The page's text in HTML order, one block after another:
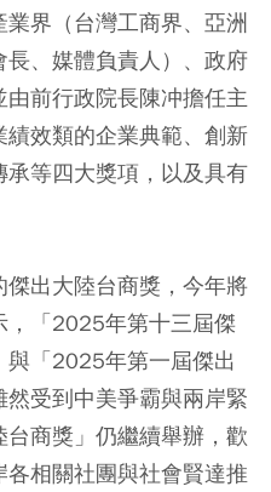
界（台灣工商界、亞洲
、媒體負責人）、政府
前行政院長陳冲擔任主
效類的企業典範、創新
等四大獎項，以及具有
出大陸台商獎，今年將
，「2025年第十三屆傑
與「2025年第一屆傑出
受到中美爭霸與兩岸緊
商獎」仍繼續舉辦，歡
相關社團與社會賢達推